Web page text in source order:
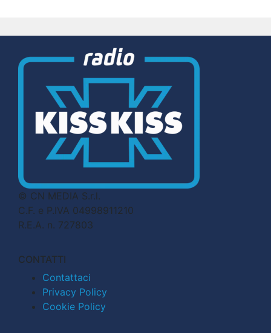
© CN MEDIA S.r.l.
C.F. e P.IVA 04998911210
R.E.A. n. 727803
CONTATTI
Contattaci
Privacy Policy
Cookie Policy